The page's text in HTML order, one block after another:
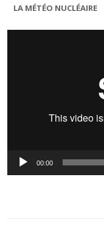
LA MÉTÉO NUCLÉAIRE
Lecteur
00:00